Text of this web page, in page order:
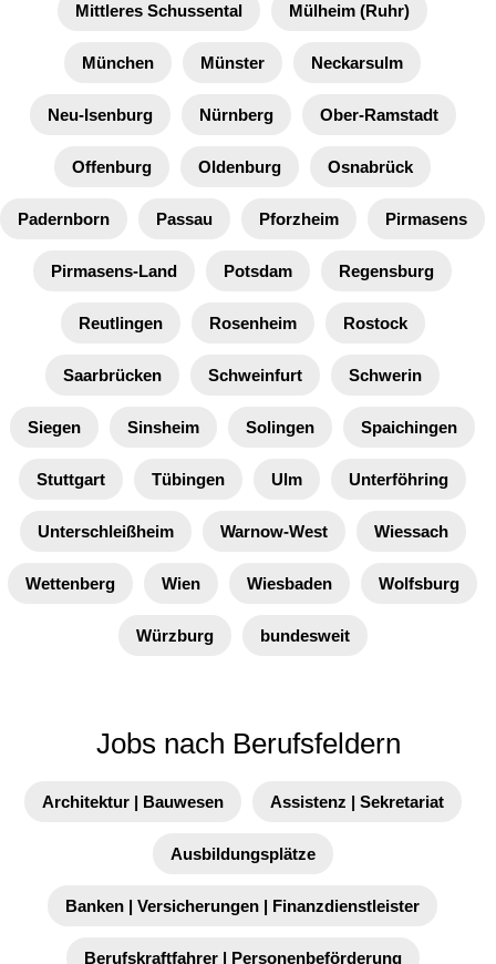
Mittleres Schussental Mülheim (Ruhr)
München Münster Neckarsulm
Neu-Isenburg Nürnberg Ober-Ramstadt
Offenburg Oldenburg Osnabrück
Padernborn Passau Pforzheim Pirmasens
Pirmasens-Land Potsdam Regensburg
Reutlingen Rosenheim Rostock
Saarbrücken Schweinfurt Schwerin
Siegen Sinsheim Solingen Spaichingen
Stuttgart Tübingen Ulm Unterföhring
Unterschleißheim Warnow-West Wiessach
Wettenberg Wien Wiesbaden Wolfsburg
Würzburg bundesweit
Jobs nach Berufsfeldern
Architektur | Bauwesen Assistenz | Sekretariat
Ausbildungsplätze
Banken | Versicherungen | Finanzdienstleister
Berufskraftfahrer | Personenbeförderung